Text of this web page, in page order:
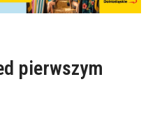
pierwszym